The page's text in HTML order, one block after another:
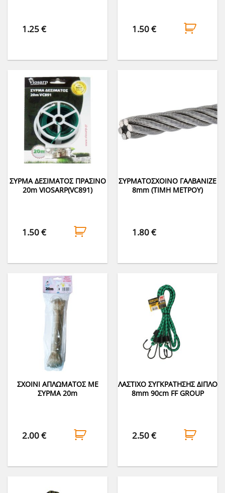
1.25€ 1.50€
ΣΥΡΜΑ ΔΕΣΙΜΑΤΟΣ ΠΡΑΣΙΝΟ
20m VIOSARP(VC891)
1.50€
ΣΥΡΜΑΤΟΣΧΟΙΝΟ ΓΑΛΒΑΝΙΖΕ
8mm (ΤΙΜΗ ΜΕΤΡΟΥ)
1.80€
ΣΧΟΙΝΙ ΑΠΛΩΜΑΤΟΣ ΜΕ
ΣΥΡΜΑ 20m
2.00€
ΛΑΣΤΙΧΟ ΣΥΓΚΡΑΤΗΣΗΣ ΔΙΠΛΟ
8mm 90cm FF GROUP
2.50€